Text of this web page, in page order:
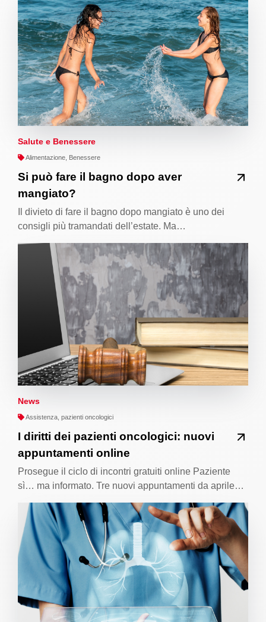
Salute e Benessere
Alimentazione, Benessere
Si può fare il bagno dopo aver
mangiato?
Il divieto di fare il bagno dopo mangiato è uno dei
consigli più tramandati dell’estate. Ma…
News
Assistenza, pazienti oncologici
I diritti dei pazienti oncologici: nuovi
appuntamenti online
Prosegue il ciclo di incontri gratuiti online Paziente
sì… ma informato. Tre nuovi appuntamenti da aprile…